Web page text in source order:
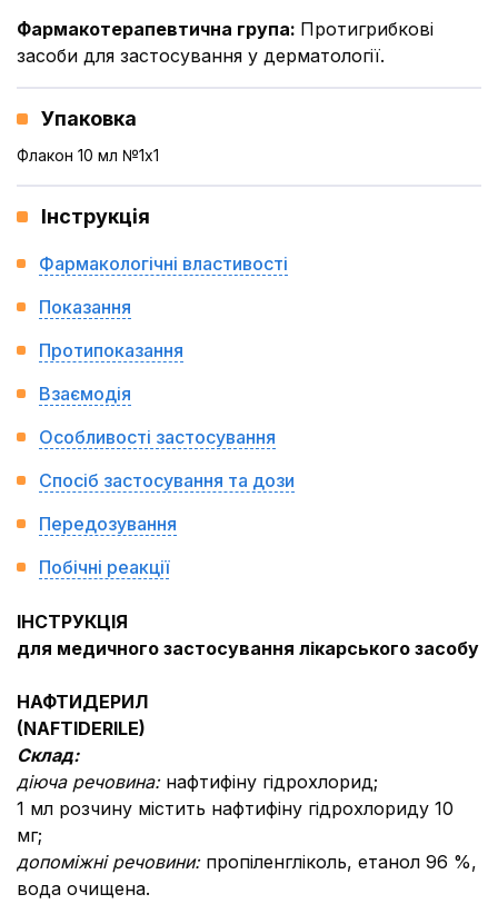
Фармакотерапевтична група: Протигрибкові
засоби для застосування у дерматології.
Упаковка
Флакон 10 мл №1x1
Інструкція
Фармакологічні властивості
Показання
Протипоказання
Взаємодія
Особливості застосування
Спосіб застосування та дози
Передозування
Побічні реакції
ІНСТРУКЦІЯ
для медичного застосування лікарського засобу
НАФТИДЕРИЛ
(NAFTIDERILE)
Склад:
діюча речовина: нафтифіну гідрохлорид;
1 мл розчину містить нафтифіну гідрохлориду 10
мг;
допоміжні речовини: пропіленгліколь, етанол 96 %,
вода очищена.